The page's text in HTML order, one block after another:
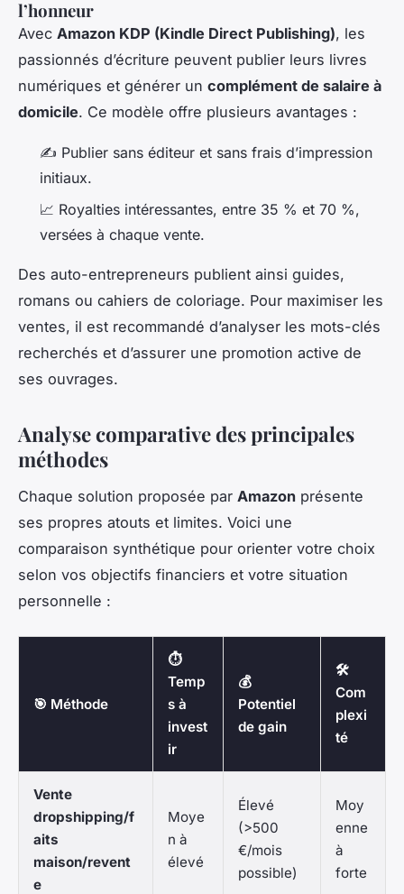
l’honneur
Avec Amazon KDP (Kindle Direct Publishing), les
passionnés d’écriture peuvent publier leurs livres
numériques et générer un complément de salaire à
domicile. Ce modèle offre plusieurs avantages :
✍️ Publier sans éditeur et sans frais d’impression
initiaux.
📈 Royalties intéressantes, entre 35 % et 70 %,
versées à chaque vente.
Des auto-entrepreneurs publient ainsi guides,
romans ou cahiers de coloriage. Pour maximiser les
ventes, il est recommandé d’analyser les mots-clés
recherchés et d’assurer une promotion active de
ses ouvrages.
Analyse comparative des principales
méthodes
Chaque solution proposée par Amazon présente
ses propres atouts et limites. Voici une
comparaison synthétique pour orienter votre choix
selon vos objectifs financiers et votre situation
personnelle :
🎯 Méthode
⏱️
Temp
s à
invest
ir
💰
Potentiel
de gain
🛠️
Com
plexi
té
Vente
dropshipping/f
aits
maison/revent
e
Moye
n à
élevé
Élevé
(>500
€/mois
possible)
Moy
enne
à
forte